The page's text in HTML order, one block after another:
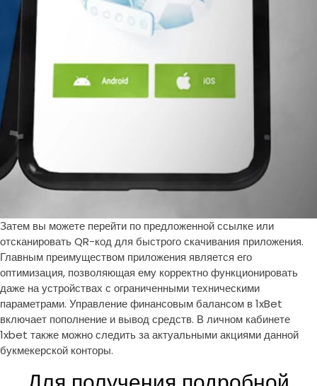
Затем вы можете перейти по предложенной ссылке или
отсканировать QR-код для быстрого скачивания приложения.
Главным преимуществом приложения является его
оптимизация, позволяющая ему корректно функционировать
даже на устройствах с ограниченными техническими
параметрами. Управление финансовым балансом в 1xBet
включает пополнение и вывод средств. В личном кабинете
1xbet также можно следить за актуальными акциями данной
букмекерской конторы.